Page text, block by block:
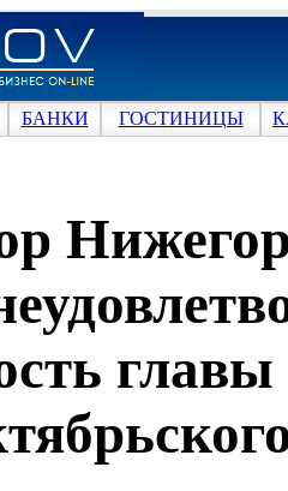
БАНКИ ГОСТИНИЦЫ